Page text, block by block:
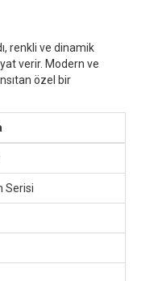
renkli ve dinamik
verir. Modern ve
özel bir
Serisi